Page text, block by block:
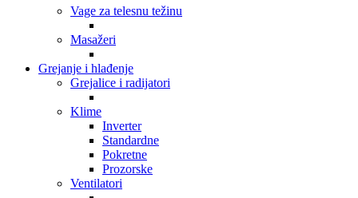
Vage za telesnu težinu
Masažeri
Grejanje i hlađenje
Grejalice i radijatori
Klime
Inverter
Standardne
Pokretne
Prozorske
Ventilatori